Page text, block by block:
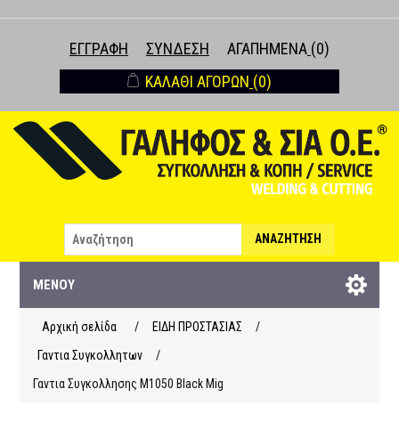
ΕΓΓΡΑΦΉ ΣΎΝΔΕΣΗ ΑΓΑΠΗΜΈΝΑ (0)
ΚΑΛΆΘΙ ΑΓΟΡΏΝ (0)
ΑΝΑΖΉΤΗΣΗ
ΜΕΝΟΎ
Αρχική σελίδα / ΕΙΔΗ ΠΡΟΣΤΑΣΙΑΣ
/
Γαντια Συγκολλητων
/
Γαντια Συγκολλησης M1050 Black Mig